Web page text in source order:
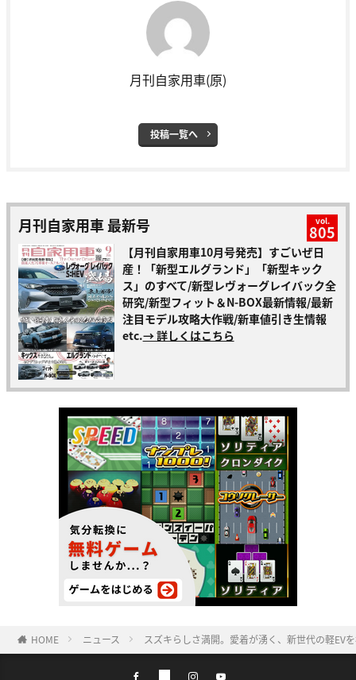
月刊自家用車(原)
投稿一覧へ
月刊自家用車 最新号 vol.
805
【月刊自家用車10月号発売】すごいぜ日
産！「新型エルグランド」「新型キック
ス」のすべて/新型レヴォーグレイバック全
研究/新型フィット＆N-BOX最新情報/最新
注目モデル攻略大作戦/新車値引き生情報
etc.→ 詳しくはこちら
HOME ニュース スズキらしさ満開。愛着が湧く、新世代の軽EV